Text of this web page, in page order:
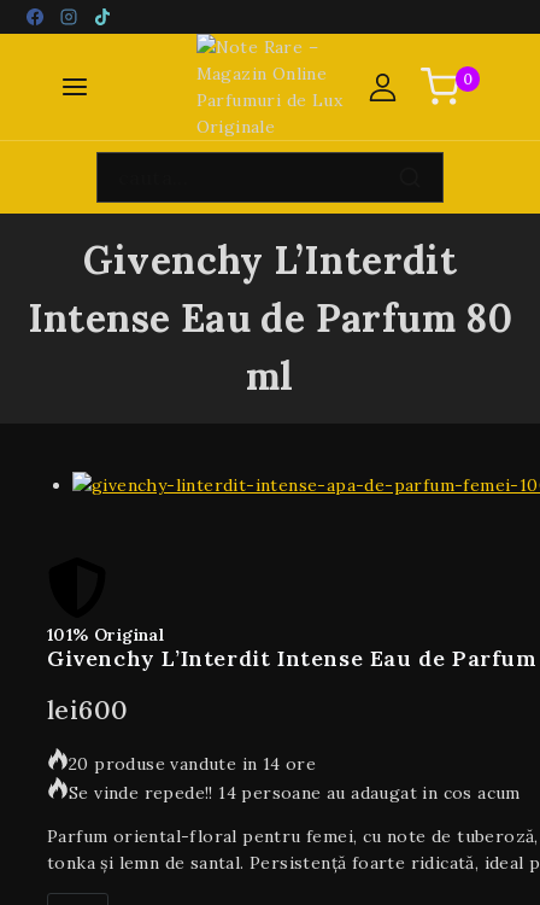
0
Givenchy L’Interdit
Intense Eau de Parfum 80
ml
101% Original
Givenchy L’Interdit Intense Eau de
lei600
20 produse vandute in 14 ore
Se vinde repede!! 14 persoane au adaugat in cos acum
Parfum oriental-floral pentru femei, cu note de tuberoză,
tonka și lemn de santal. Persistență foarte ridicată, ideal